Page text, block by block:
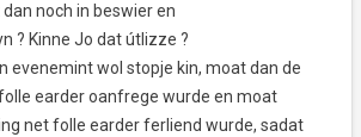
noch in beswier en
? Kinne Jo dat útlizze ?
evenemint wol stopje kin, moat dan de
earder oanfrege wurde en moat
net folle earder ferliend wurde, sadat